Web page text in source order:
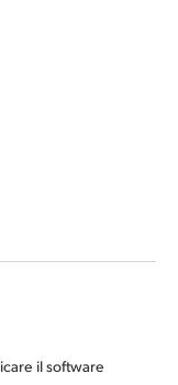
il software